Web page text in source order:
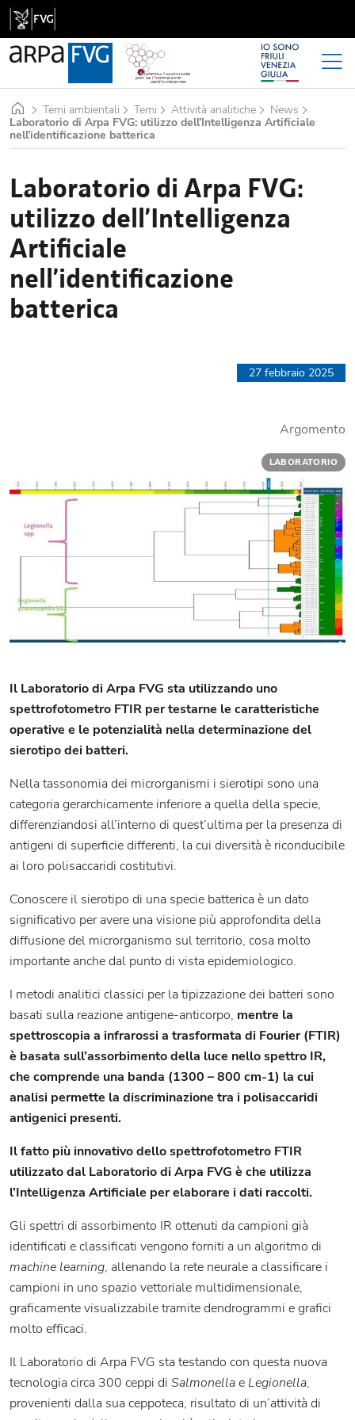
HomeTemi ambientali Temi Attività analitiche
News
Laboratorio di Arpa FVG: utilizzo dell’Intelligenza Artificiale
nell’identificazione batterica
Laboratorio di Arpa FVG:
utilizzo dell’Intelligenza
Artificiale
nell’identificazione
batterica
27 febbraio 2025
Argomento
LABORATORIO
Il Laboratorio di Arpa FVG sta utilizzando uno
spettrofotometro FTIR per testarne le caratteristiche
operative e le potenzialità nella determinazione del
sierotipo dei batteri.
Nella tassonomia dei microrganismi i sierotipi sono una
categoria gerarchicamente inferiore a quella della specie,
differenziandosi all’interno di quest’ultima per la presenza di
antigeni di superficie differenti, la cui diversità è riconducibile
ai loro polisaccaridi costitutivi.
Conoscere il sierotipo di una specie batterica è un dato
significativo per avere una visione più approfondita della
diffusione del microrganismo sul territorio, cosa molto
importante anche dal punto di vista epidemiologico.
I metodi analitici classici per la tipizzazione dei batteri sono
basati sulla reazione antigene-anticorpo, mentre la
spettroscopia a infrarossi a trasformata di Fourier (FTIR)
è basata sull’assorbimento della luce nello spettro IR,
che comprende una banda (1300 – 800 cm-1) la cui
analisi permette la discriminazione tra i polisaccaridi
antigenici presenti.
Il fatto più innovativo dello spettrofotometro FTIR
utilizzato dal Laboratorio di Arpa FVG è che utilizza
l’Intelligenza Artificiale per elaborare i dati raccolti.
Gli spettri di assorbimento IR ottenuti da campioni già
identificati e classificati vengono forniti a un algoritmo di
machine learning, allenando la rete neurale a classificare i
campioni in uno spazio vettoriale multidimensionale,
graficamente visualizzabile tramite dendrogrammi e grafici
molto efficaci.
Il Laboratorio di Arpa FVG sta testando con questa nuova
tecnologia circa 300 ceppi di Salmonellae Legionella,
provenienti dalla sua ceppoteca, risultato di un’attività di